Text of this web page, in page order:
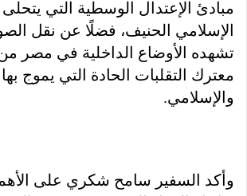
مبادئ الإعتدال الوسطية التي يتحلى
الإسلامي الحنيف، فضلًا عن نقل
تشهده الأوضاع الداخلية في مصر
معترك التقلبات الحادة التي يموج
والإسلامي.
وأكد السفير سامح شكري على